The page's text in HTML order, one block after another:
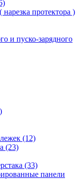
протектора )
и пуско-зарядного
(12)
(23)
(33)
панели